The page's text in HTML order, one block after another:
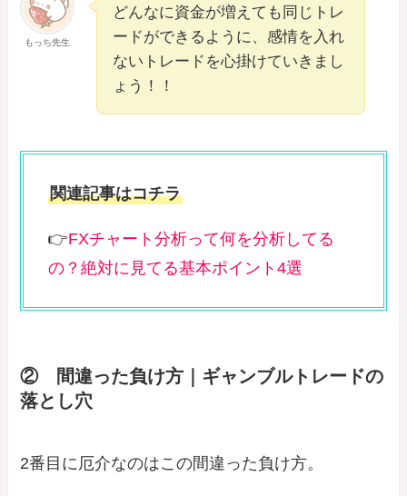
もっち先生
どんなに資金が増えても同じトレ
ードができるように、感情を入れ
ないトレードを心掛けていきまし
ょう！！
関連記事はコチラ
👉FXチャート分析って何を分析してる
の？絶対に見てる基本ポイント4選
② 間違った負け方｜ギャンブルトレードの
落とし穴
2番目に厄介なのはこの間違った負け方。